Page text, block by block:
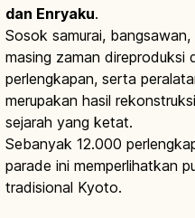
dan Enryaku.
Sosok samurai,
masing zaman direproduksi
perlengkapan, serta
merupakan hasil
sejarah yang ketat.
Sebanyak 12.000
parade ini memperlihatkan
tradisional Kyoto.